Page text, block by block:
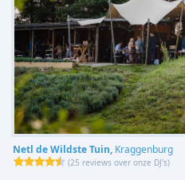
Netl de Wildste Tuin, Kraggenburg
(25 reviews over onze DJ's)